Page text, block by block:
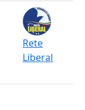
Rete
Liberal